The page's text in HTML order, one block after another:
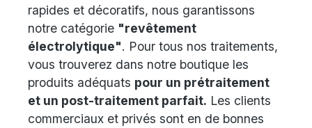
rapides et décoratifs, nous garantissons
notre catégorie "revêtement
électrolytique". Pour tous nos traitements,
vous trouverez dans notre boutique les
produits adéquats pour un prétraitement
et un post-traitement parfait. Les clients
commerciaux et privés sont en de bonnes